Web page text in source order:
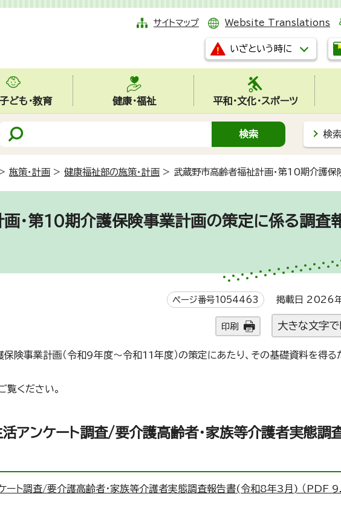
サイトマップ Website Translations
いざという時に
ども・教育 健康・福祉 平和・文化・スポーツ
検
施策・計画 > 健康福祉部の施策・計画 > 武蔵野市高齢者福祉計画・第10期介護
・第10期介護保険事業計画の策定に係る調査
ページ番号1054463 掲載日 2026
印刷 大きな文字で
険事業計画（令和9年度～令和11年度）の策定にあたり、その基礎資料を得る
覧ください。
アンケート調査/要介護高齢者・家族等介護者実態調
ート調査/要介護高齢者・家族等介護者実態調査報告書(令和8年3月) （PDF